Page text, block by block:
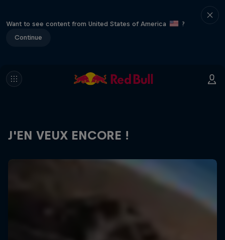
Want to see content from United States of America
?
Continue
J'EN VEUX ENCORE !